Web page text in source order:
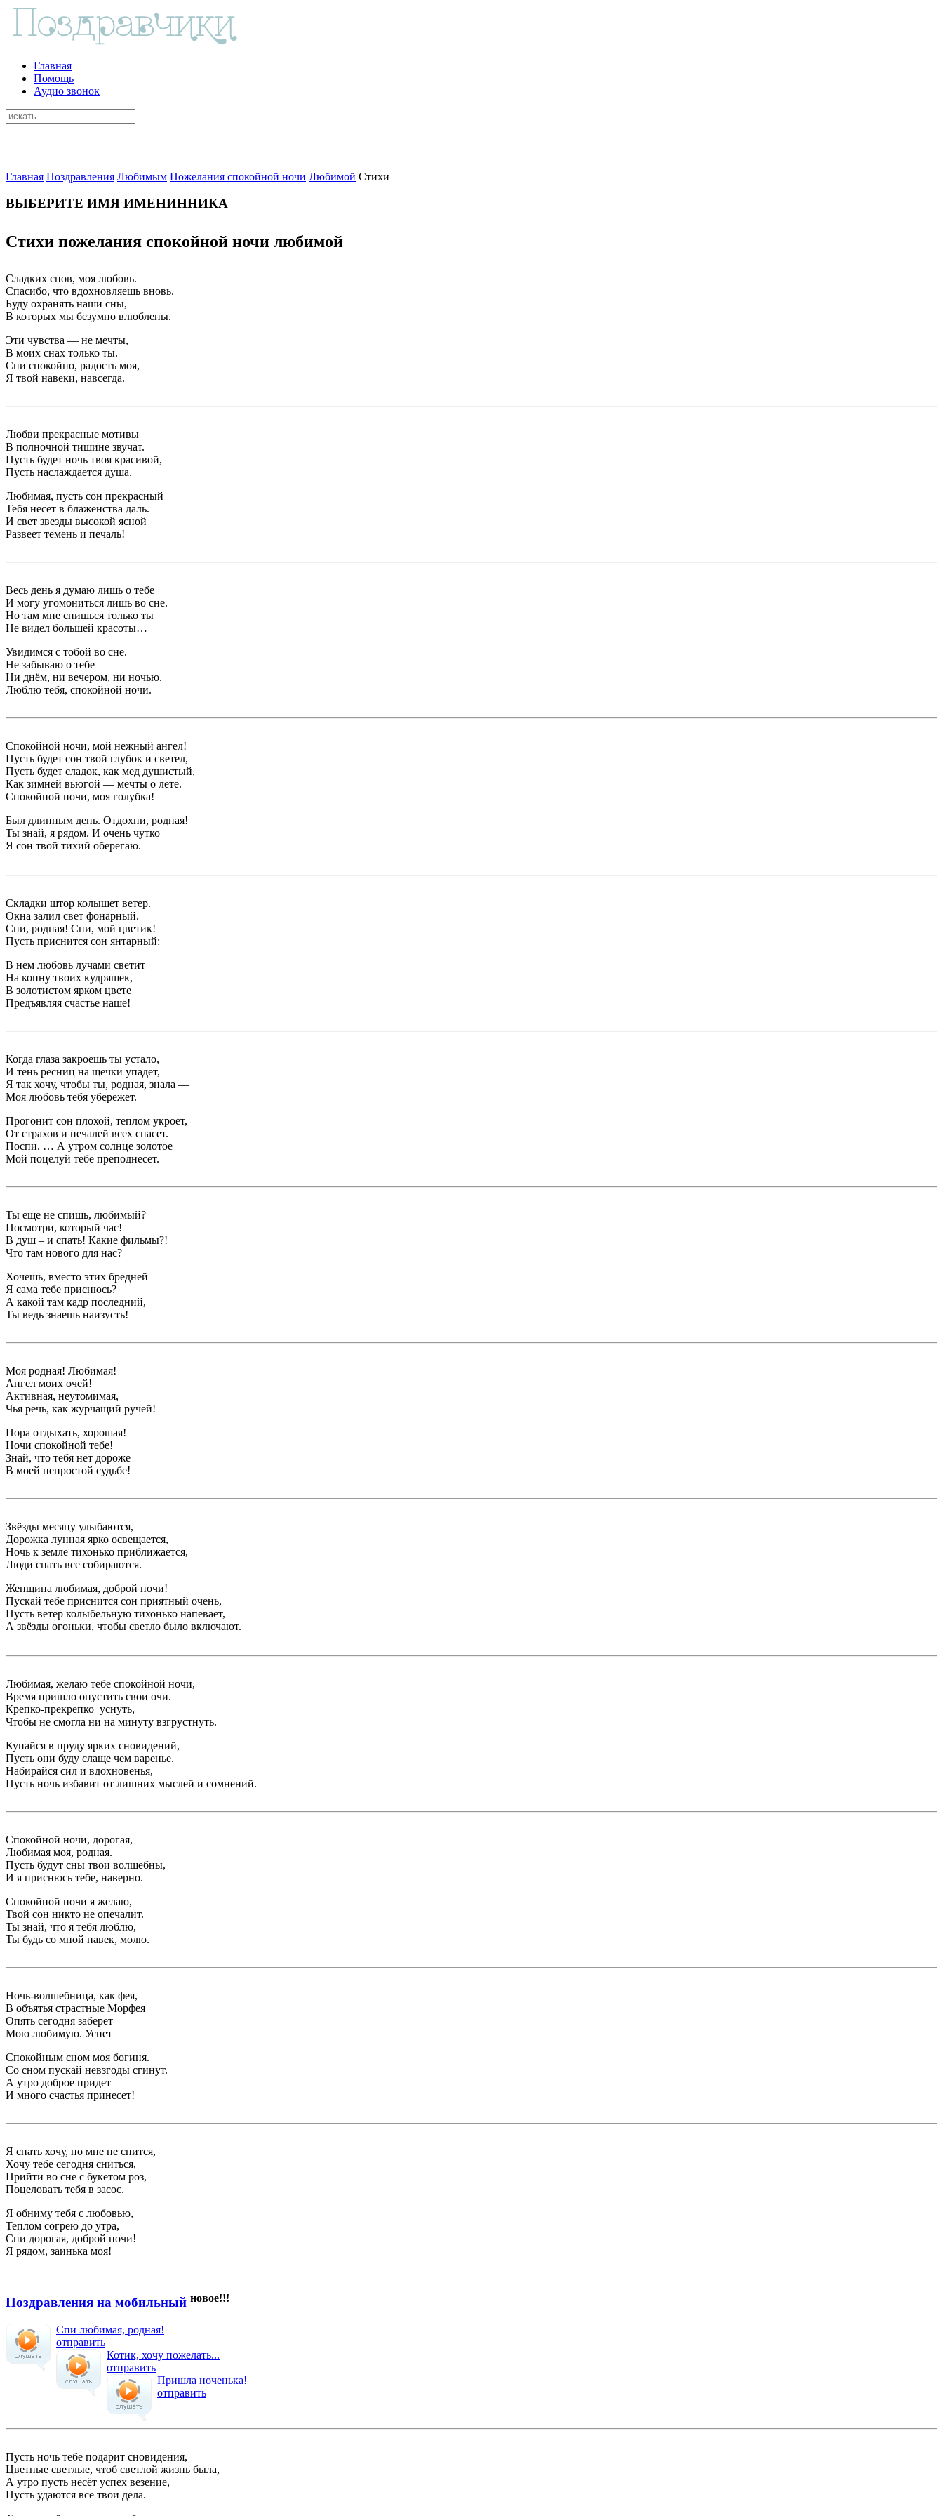
Главная
Помощь
Аудио звонок
Главная Поздравления Любимым Пожелания спокойной ночи Любимой Стихи
ВЫБЕРИТЕ ИМЯ ИМЕНИННИКА
Стихи пожелания спокойной ночи любимой
Сладких снов, моя любовь.
Спасибо, что вдохновляешь вновь.
Буду охранять наши сны,
В которых мы безумно влюблены.
Эти чувства — не мечты,
В моих снах только ты.
Спи спокойно, радость моя,
Я твой навеки, навсегда.
Любви прекрасные мотивы
В полночной тишине звучат.
Пусть будет ночь твоя красивой,
Пусть наслаждается душа.
Любимая, пусть сон прекрасный
Тебя несет в блаженства даль.
И свет звезды высокой ясной
Развеет темень и печаль!
Весь день я думаю лишь о тебе
И могу угомониться лишь во сне.
Но там мне снишься только ты
Не видел большей красоты…
Увидимся с тобой во сне.
Не забываю о тебе
Ни днём, ни вечером, ни ночью.
Люблю тебя, спокойной ночи.
Спокойной ночи, мой нежный ангел!
Пусть будет сон твой глубок и светел,
Пусть будет сладок, как мед душистый,
Как зимней вьюгой — мечты о лете.
Спокойной ночи, моя голубка!
Был длинным день. Отдохни, родная!
Ты знай, я рядом. И очень чутко
Я сон твой тихий оберегаю.
Складки штор колышет ветер.
Окна залил свет фонарный.
Спи, родная! Спи, мой цветик!
Пусть приснится сон янтарный:
В нем любовь лучами светит
На копну твоих кудряшек,
В золотистом ярком цвете
Предъявляя счастье наше!
Когда глаза закроешь ты устало,
И тень ресниц на щечки упадет,
Я так хочу, чтобы ты, родная, знала —
Моя любовь тебя убережет.
Прогонит сон плохой, теплом укроет,
От страхов и печалей всех спасет.
Поспи. … А утром солнце золотое
Мой поцелуй тебе преподнесет.
Ты еще не спишь, любимый?
Посмотри, который час!
В душ – и спать! Какие фильмы?!
Что там нового для нас?
Хочешь, вместо этих бредней
Я сама тебе приснюсь?
А какой там кадр последний,
Ты ведь знаешь наизусть!
Моя родная! Любимая!
Ангел моих очей!
Активная, неутомимая,
Чья речь, как журчащий ручей!
Пора отдыхать, хорошая!
Ночи спокойной тебе!
Знай, что тебя нет дороже
В моей непростой судьбе!
Звёзды месяцу улыбаются,
Дорожка лунная ярко освещается,
Ночь к земле тихонько приближается,
Люди спать все собираются.
Женщина любимая, доброй ночи!
Пускай тебе приснится сон приятный очень,
Пусть ветер колыбельную тихонько напевает,
А звёзды огоньки, чтобы светло было включают.
Любимая, желаю тебе спокойной ночи,
Время пришло опустить свои очи.
Крепко-прекрепко уснуть,
Чтобы не смогла ни на минуту взгрустнуть.
Купайся в пруду ярких сновидений,
Пусть они буду слаще чем варенье.
Набирайся сил и вдохновенья,
Пусть ночь избавит от лишних мыслей и сомнений.
Спокойной ночи, дорогая,
Любимая моя, родная.
Пусть будут сны твои волшебны,
И я приснюсь тебе, наверно.
Спокойной ночи я желаю,
Твой сон никто не опечалит.
Ты знай, что я тебя люблю,
Ты будь со мной навек, молю.
Ночь-волшебница, как фея,
В объятья страстные Морфея
Опять сегодня заберет
Мою любимую. Уснет
Спокойным сном моя богиня.
Со сном пускай невзгоды сгинут.
А утро доброе придет
И много счастья принесет!
Я спать хочу, но мне не спится,
Хочу тебе сегодня сниться,
Прийти во сне с букетом роз,
Поцеловать тебя в засос.
Я обниму тебя с любовью,
Теплом согрею до утра,
Спи дорогая, доброй ночи!
Я рядом, заинька моя!
Поздравления на мобильный новое!!!
Спи любимая, родная!
отправить
Котик, хочу пожелать...
отправить
Пришла ноченька!
отправить
Пусть ночь тебе подарит сновидения,
Цветные светлые, чтоб светлой жизнь была,
А утро пусть несёт успех везение,
Пусть удаются все твои дела.